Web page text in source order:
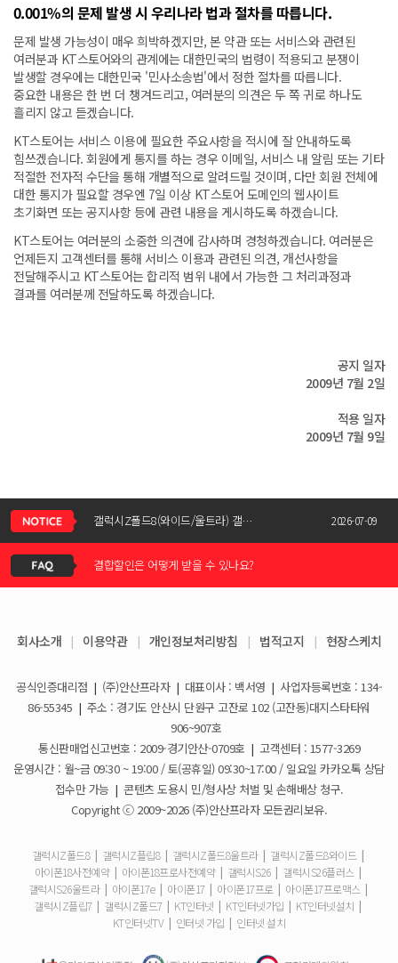
0.001%의 문제 발생 시 우리나라 법과 절차를 따릅니다.
문제 발생 가능성이 매우 희박하겠지만, 본 약관 또는 서비스와 관련된
여러분과 KT스토어와의 관계에는 대한민국의 법령이 적용되고 분쟁이
발생할 경우에는 대한민국 '민사소송법'에서 정한 절차를 따릅니다.
중요한 내용은 한 번 더 챙겨드리고, 여러분의 의견은 두 쪽 귀로 하나도
흘리지 않고 듣겠습니다.
KT스토어는 서비스 이용에 필요한 주요사항을 적시에 잘 안내하도록
힘쓰겠습니다. 회원에게 통지를 하는 경우 이메일, 서비스 내 알림 또는 기타
적절한 전자적 수단을 통해 개별적으로 알려드릴 것이며, 다만 회원 전체에
대한 통지가 필요할 경우엔 7일 이상 KT스토어 도메인의 웹사이트
초기화면 또는 공지사항 등에 관련 내용을 게시하도록 하겠습니다.
KT스토어는 여러분의 소중한 의견에 감사하며 경청하겠습니다. 여러분은
언제든지 고객센터를 통해 서비스 이용과 관련된 의견, 개선사항을
전달해주시고 KT스토어는 합리적 범위 내에서 가능한 그 처리과정과
결과를 여러분께 전달하도록 하겠습니다.
공지 일자
2009년 7월 2일
적용 일자
2009년 7월 9일
갤럭시Z폴드8(와이드/울트라) 갤럭시Z플립8 사전예약 공지사항 2026-07-09
KT스토어 공식 신청서 작성 관련 자주 묻는 질문
아이폰17e 사전예약 공지사항
갤럭시S26 사전예약 공지사항
신청서 조회는 어떻게 하나요?
결합할인은 어떻게 받을 수 있나요?
휴대폰 일시불로 구매도 가능한가요?
요금제 변경은 언제할 수 있나요?
더블할인카드는 어떻게 등록 하나요?
휴대폰 구매 후 불량이면 어떻게 하나요?
ESIM 발급 방법은 어떻게 되나요?
유심은 새로 구매해야 하나요?
회사소개 | 이용약관 | 개인정보처리방침 | 법적고지 | 현장스케치
공식인증대리점 | (주)안산프라자 | 대표이사 : 백서영 | 사업자등록번호 : 134-
86-55345 | 주소 : 경기도 안산시 단원구 고잔로 102 (고잔동)대지스타타워
906~907호
통신판매업신고번호 : 2009-경기안산-0709호 | 고객센터 : 1577-3269
운영시간 : 월~금 09:30 ~ 19:00 / 토(공휴일) 09:30~17:00 / 일요일 카카오톡 상담
접수만 가능 | 콘텐츠 도용시 민/형사상 처벌 및 손해배상 청구.
Copyright ⓒ 2009~2026 (주)안산프라자 모든권리보유.
갤럭시Z폴드8 | 갤럭시Z플립8 | 갤럭시Z폴드8울트라 | 갤럭시Z폴드8와이드 |
아이폰18사전예약 | 아이폰18프로사전예약 | 갤럭시S26 | 갤럭시S26플러스 |
갤럭시S26울트라 | 아이폰17e | 아이폰17 | 아이폰17프로 | 아이폰17프로맥스 |
갤럭시Z플립7 | 갤럭시Z폴드7 | KT인터넷 | KT인터넷가입 | KT인터넷설치 |
KT인터넷TV | 인터넷 가입 | 인터넷 설치